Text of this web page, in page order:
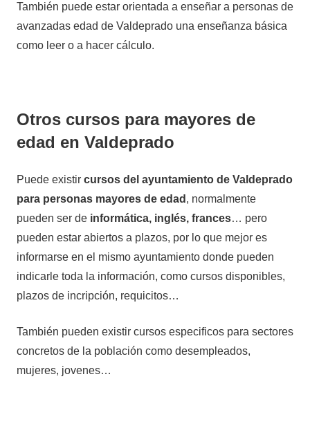
También puede estar orientada a enseñar a personas de
avanzadas edad de Valdeprado una enseñanza básica
como leer o a hacer cálculo.
Otros cursos para mayores de
edad en Valdeprado
Puede existir cursos del ayuntamiento de Valdeprado
para personas mayores de edad , normalmente
pueden ser de informática, inglés, frances… pero
pueden estar abiertos a plazos, por lo que mejor es
informarse en el mismo ayuntamiento donde pueden
indicarle toda la información, como cursos disponibles,
plazos de incripción, requicitos…
También pueden existir cursos especificos para sectores
concretos de la población como desempleados,
mujeres, jovenes…